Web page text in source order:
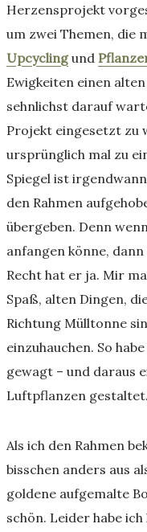
Herzensprojekt
um zwei Themen, die
Upcyclingund
Ewigkeiten einen
sehnlichst darauf
Projekt eingesetzt zu
ursprünglich mal zu
Spiegel ist
den Rahmen
übergeben. Denn
anfangen könne,
Recht hat er ja. Mir
Spaß, alten Dingen,
Richtung Mülltonne
einzuhauchen. So
gewagt – und daraus
Luftpflanzen gestaltet.
Als ich den Rahmen
bisschen anders aus
goldene aufgemalte
schön. Leider habe